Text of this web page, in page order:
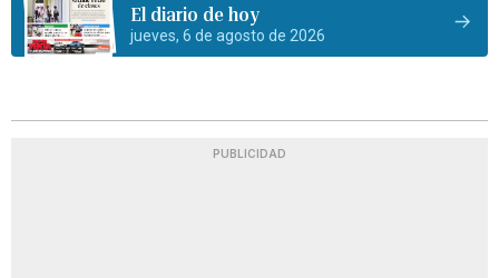
El diario de hoy
jueves, 6 de agosto de 2026
PUBLICIDAD